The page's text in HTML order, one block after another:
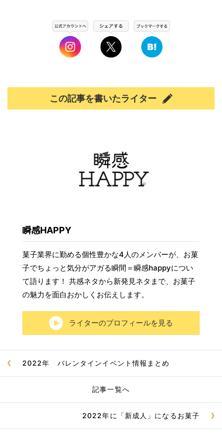
この記事を書いたライター
瞬感HAPPY
菓子業界に勤める個性豊かな4人のメンバーが、お菓
子でちょっと気分がアガる瞬間＝瞬感happyについ
て語ります！ 共感ネタから新発見ネタまで、お菓子
の魅力を面白おかしくお伝えします。
ライターのプロフィールを見る
2022年 バレンタインイベント情報まとめ
記事一覧へ
2022年に「新成人」になるお菓子